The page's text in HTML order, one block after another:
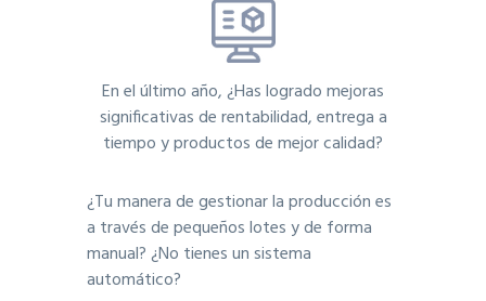
En el último año, ¿Has logrado mejoras
significativas de rentabilidad, entrega a
tiempo y productos de mejor calidad?
¿Tu manera de gestionar la producción es
a través de pequeños lotes y de forma
manual? ¿No tienes un sistema
automático?